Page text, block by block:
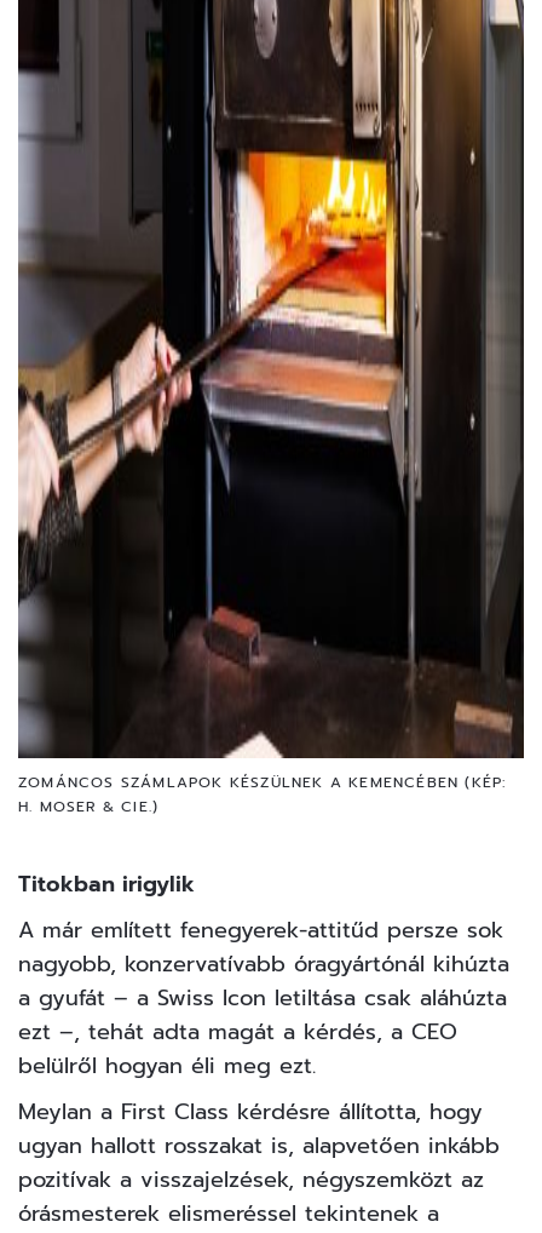
ZOMÁNCOS SZÁMLAPOK KÉSZÜLNEK A KEMENCÉBEN (KÉP:
H. MOSER & CIE.)
Titokban irigylik
A már említett fenegyerek-attitűd persze sok
nagyobb, konzervatívabb óragyártónál kihúzta
a gyufát – a Swiss Icon letiltása csak aláhúzta
ezt –, tehát adta magát a kérdés, a CEO
belülről hogyan éli meg ezt.
Meylan a First Class kérdésre állította, hogy
ugyan hallott rosszakat is, alapvetően inkább
pozitívak a visszajelzések, négyszemközt az
órásmesterek elismeréssel tekintenek a